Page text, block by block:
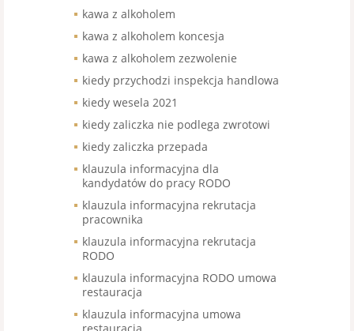
kawa z alkoholem
kawa z alkoholem koncesja
kawa z alkoholem zezwolenie
kiedy przychodzi inspekcja handlowa
kiedy wesela 2021
kiedy zaliczka nie podlega zwrotowi
kiedy zaliczka przepada
klauzula informacyjna dla
kandydatów do pracy RODO
klauzula informacyjna rekrutacja
pracownika
klauzula informacyjna rekrutacja
RODO
klauzula informacyjna RODO umowa
restauracja
klauzula informacyjna umowa